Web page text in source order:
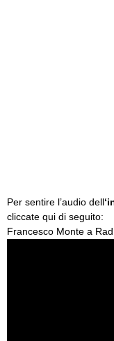
Per sentire l’audio dell
cliccate qui di seguito:
Francesco Monte a